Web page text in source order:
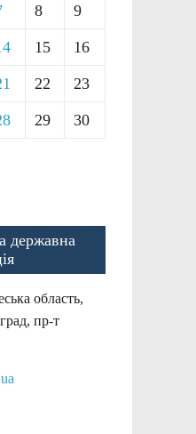
8 9
15 16
22 23
29 30
державна
область,
пр-т